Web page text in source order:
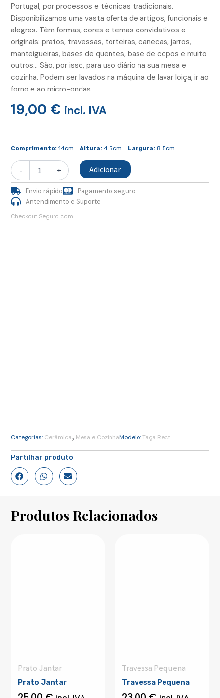
Portugal, por processos e técnicas tradicionais.
Disponibilizamos uma vasta oferta de artigos, funcionais e
alegres. Têm formas, cores e temas convidativos e
originais: pratos, travessas, torteiras, canecas, jarros,
manteigueiras, bases de quentes, base de copos e muito
outros… São, por isso, para uso diário na sua mesa e
cozinha. Podem ser lavados na máquina de lavar loiça, ir ao
forno e ao micro-ondas.
19,00 € incl. IVA
Comprimento: 14cm Altura: 4.5cm Largura: 8.5cm
-
Taça
Retangular
+ Adicionar
Envio rápido
Pagamento seguro
Antendimento e Suporte
Checkout Seguro com
Categorias: Cerâmica, Mesa e CozinhaModelo:Taça Rect
Partilhar produto
Produtos Relacionados
Prato Jantar
Prato Jantar
Travessa Pequena
Travessa Pequena